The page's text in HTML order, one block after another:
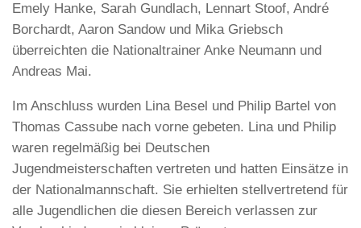
Emely Hanke, Sarah Gundlach, Lennart Stoof, André
Borchardt, Aaron Sandow und Mika Griebsch
überreichten die Nationaltrainer Anke Neumann und
Andreas Mai.
Im Anschluss wurden Lina Besel und Philip Bartel von
Thomas Cassube nach vorne gebeten. Lina und Philip
waren regelmäßig bei Deutschen
Jugendmeisterschaften vertreten und hatten Einsätze in
der Nationalmannschaft. Sie erhielten stellvertretend für
alle Jugendlichen die diesen Bereich verlassen zur